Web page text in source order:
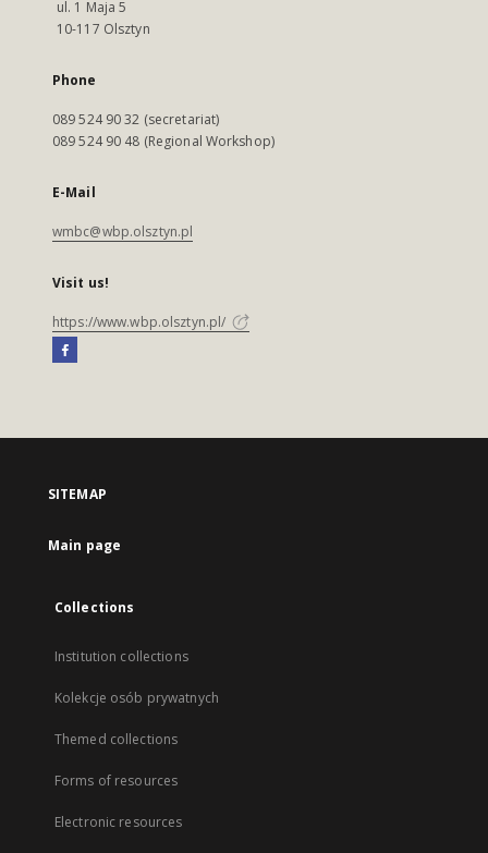
ul. 1 Maja 5
10-117 Olsztyn
Phone
089 524 90 32 (secretariat)
089 524 90 48 (Regional Workshop)
E-Mail
wmbc@wbp.olsztyn.pl
Visit us!
https://www.wbp.olsztyn.pl/
SITEMAP
Main page
Collections
Institution collections
Kolekcje osób prywatnych
Themed collections
Forms of resources
Electronic resources